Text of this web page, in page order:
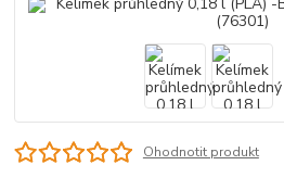
Ohodnotit produkt